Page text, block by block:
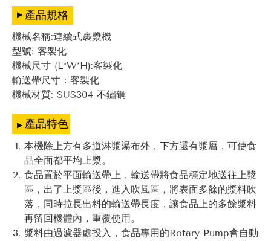
產品規格
機械名稱:連續式裹漿機
型號: 客製化
機械尺寸 (L*W*H):客製化
輸送帶尺寸：客製化
機械材質: SUS304 不鏽鋼
產品特色
本機除上方有多道淋漿瀑布外，下方還有漿層，可使食
品全面都平均上漿。
食品置於平面輸送帶上，輸送帶將食品穩定地送往上漿
區，出了上漿區後，進入吹風區，將表面多餘的漿料吹
落，同時拉長出料的輸送帶長度，讓食品上的多餘漿料
再留回機體內，重覆使用。
漿料由過濾器處投入，食品專用的Rotary Pump會自動